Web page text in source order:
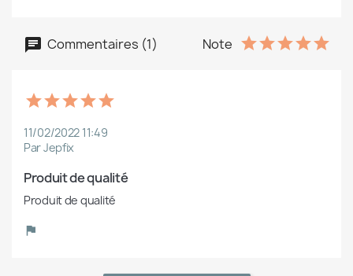
Commentaires (1) Note
11/02/2022 11:49
Par Jepfix
Produit de qualité
Produit de qualité